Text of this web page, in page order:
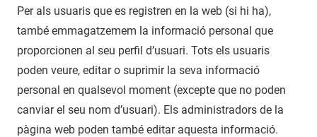
Per als usuaris que es registren en la web (si hi ha),
també emmagatzemem la informació personal que
proporcionen al seu perfil d’usuari. Tots els usuaris
poden veure, editar o suprimir la seva informació
personal en qualsevol moment (excepte que no poden
canviar el seu nom d’usuari). Els administradors de la
pàgina web poden també editar aquesta informació.